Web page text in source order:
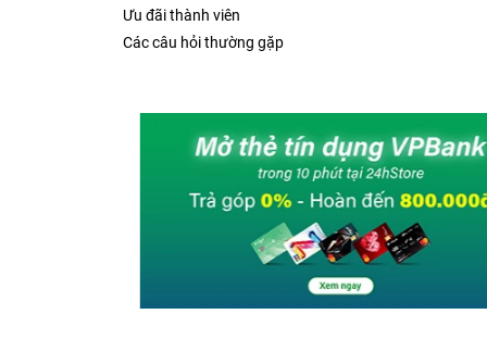
Ưu đãi thành viên
Các câu hỏi thường gặp